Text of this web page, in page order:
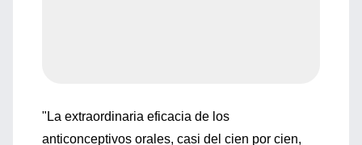
"La extraordinaria eficacia de los
anticonceptivos orales, casi del cien por cien,